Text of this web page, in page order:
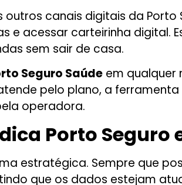
canais digitais da Porto
e acessar carteirinha digital.
sem sair de casa.
Seguro Saúde em qualquer
pelo plano, a
operadora.
Porto Seguro
estratégica. Sempre que
que os dados estejam